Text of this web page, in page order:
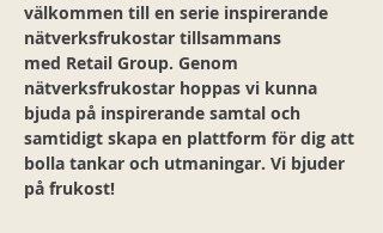
välkommen till en serie inspirerande
nätverksfrukostar tillsammans
med Retail Group. Genom
nätverksfrukostar hoppas vi kunna
bjuda på inspirerande samtal och
samtidigt skapa en plattform för dig att
bolla tankar och utmaningar. Vi bjuder
på frukost!